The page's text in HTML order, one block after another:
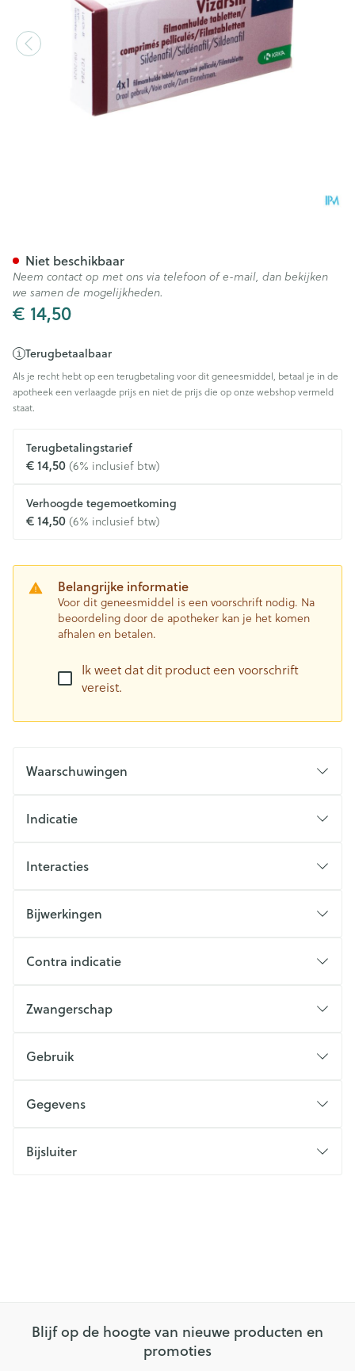
€ 14,50
Terugbetaalbaar
Als je recht hebt op een terugbetaling voor dit geneesmiddel, betaal je in de
apotheek een verlaagde prijs en niet de prijs die op onze webshop vermeld
staat.
Terugbetalingstarief
€ 14,50 (6% inclusief btw)
Verhoogde tegemoetkoming
€ 14,50 (6% inclusief btw)
Belangrijke informatie
Voor dit geneesmiddel is een voorschrift nodig. Na
beoordeling door de apotheker kan je het komen
afhalen en betalen.
Ik weet dat dit product een voorschrift
vereist.
Niet beschikbaar
Neem contact op met ons via telefoon of e-mail, dan bekijken
we samen de mogelijkheden.
Waarschuwingen
Indicatie
Interacties
Bijwerkingen
Contra indicatie
Zwangerschap
Gebruik
Gegevens
Bijsluiter
Blijf op de hoogte van nieuwe producten en
promoties